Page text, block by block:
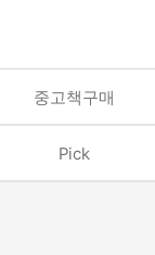
중고책구매
Pick